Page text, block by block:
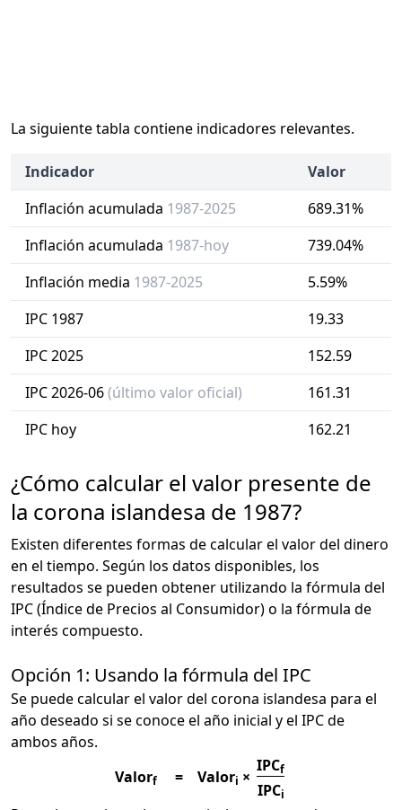
La siguiente tabla contiene indicadores relevantes.
Indicador
Valor
Inflación acumulada 1987-2025
689.31%
Inflación acumulada 1987-hoy
739.04%
Inflación media 1987-2025
5.59%
IPC 1987
19.33
IPC 2025
152.59
IPC 2026-06(último valor oficial)
161.31
IPC hoy
162.21
¿Cómo calcular el valor presente de
la corona islandesa de 1987?
Existen diferentes formas de calcular el valor del dinero
en el tiempo. Según los datos disponibles, los
resultados se pueden obtener utilizando la fórmula del
IPC (Índice de Precios al Consumidor) o la fórmula de
interés compuesto.
Opción 1: Usando la fórmula del IPC
Se puede calcular el valor del corona islandesa para el
año deseado si se conoce el año inicial y el IPC de
ambos años.
Valorf = Valori ×
IPCf
IPCi